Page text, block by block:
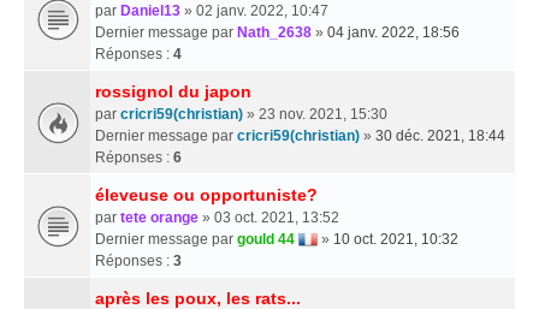
par Daniel13 » 02 janv. 2022, 10:47
Dernier message par Nath_2638 » 04 janv. 2022, 18:56
Réponses : 4
rossignol du japon
par cricri59(christian) » 23 nov. 2021, 15:30
Dernier message par cricri59(christian) » 30 déc. 2021, 18:44
Réponses : 6
éleveuse ou opportuniste?
par tete orange » 03 oct. 2021, 13:52
Dernier message par gould 44 » 10 oct. 2021, 10:32
Réponses : 3
après les poux, les rats...